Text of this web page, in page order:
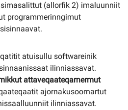
(allorfik 2) imaluunniit
programmerinngimut
atuisullu softwareinik
ilinniassavat.
attaveqaateqarnermut
ajornakusoornartut
ilinniassavat.